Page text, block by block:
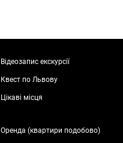
Відеозапис екскурсії
Квест по Львову
Цікаві місця
Оренда (квартири подобово)